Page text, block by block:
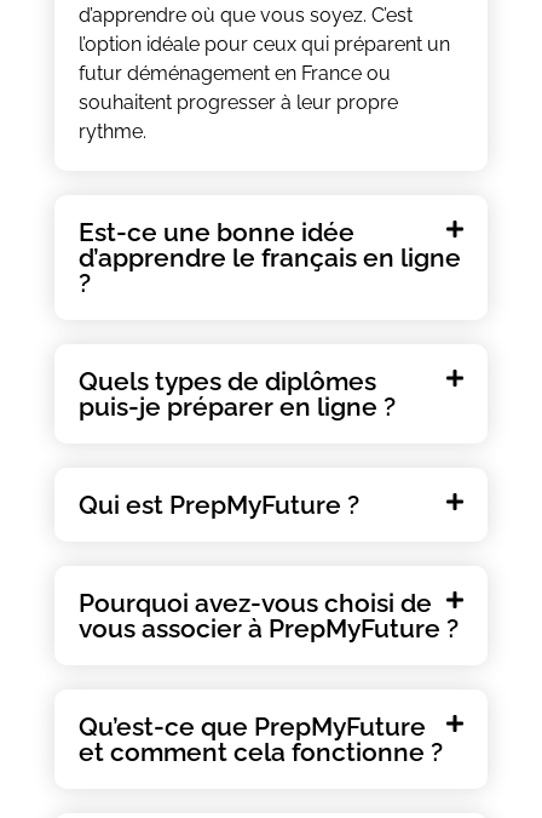
d’apprendre où que vous soyez. C’est
l’option idéale pour ceux qui préparent un
futur déménagement en France ou
souhaitent progresser à leur propre
rythme.
Est-ce une bonne idée
d’apprendre le français en ligne
?
Quels types de diplômes
puis-je préparer en ligne ?
Qui est PrepMyFuture ?
Pourquoi avez-vous choisi de
vous associer à PrepMyFuture ?
Qu’est-ce que PrepMyFuture
et comment cela fonctionne ?